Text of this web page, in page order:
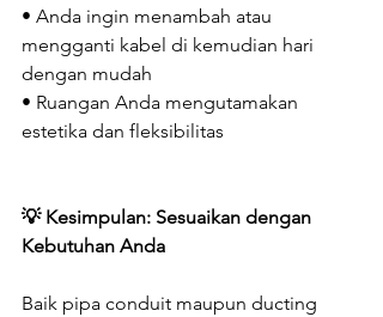
• Anda ingin menambah atau
mengganti kabel di kemudian hari
dengan mudah
• Ruangan Anda mengutamakan
estetika dan fleksibilitas
💡 Kesimpulan: Sesuaikan dengan
Kebutuhan Anda
Baik pipa conduit maupun ducting